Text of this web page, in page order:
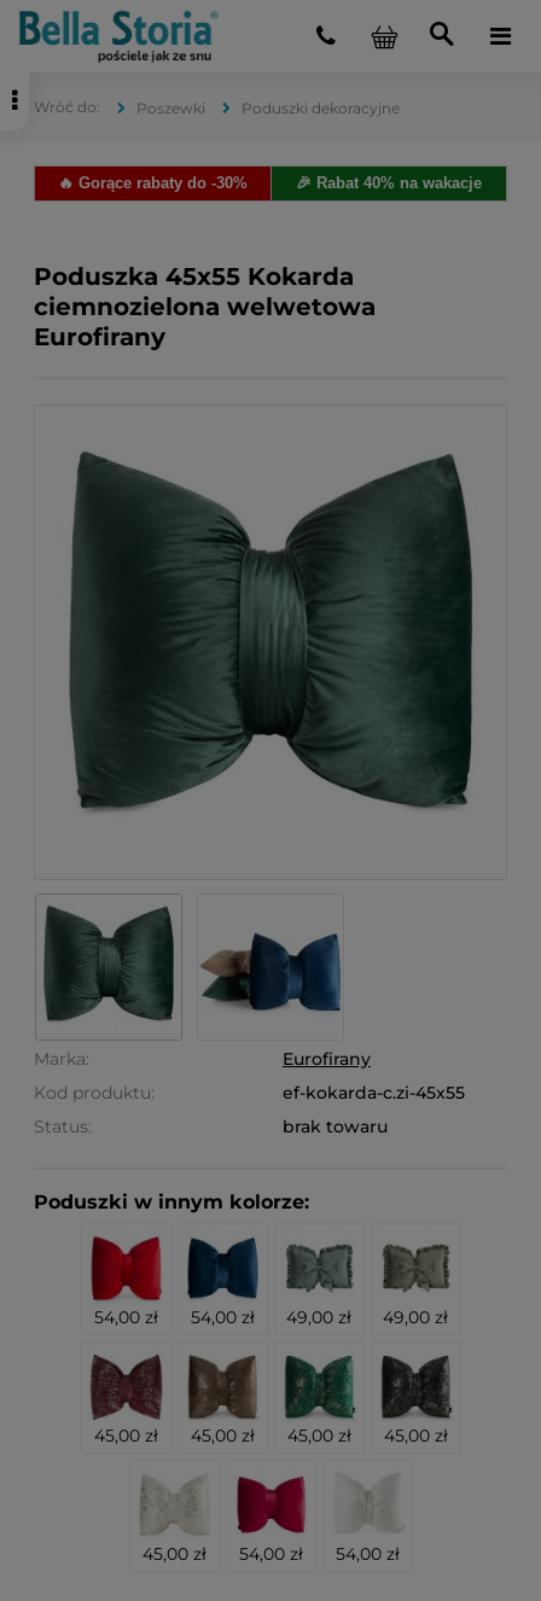
Poszewki Poduszki dekoracyjne
🔥 Gorące rabaty do -30% 🎉 Rabat 40% na wakacje
Poduszka 45x55 Kokarda
ciemnozielona welwetowa
Eurofirany
Marka:
Eurofirany
Kod produktu:
ef-kokarda-c.zi-45x55
Status:
brak towaru
Poduszki w innym kolorze:
54,00 zł 54,00 zł 49,00 zł 49,00 zł
45,00 zł 45,00 zł 45,00 zł 45,00 zł
45,00 zł 54,00 zł 54,00 zł